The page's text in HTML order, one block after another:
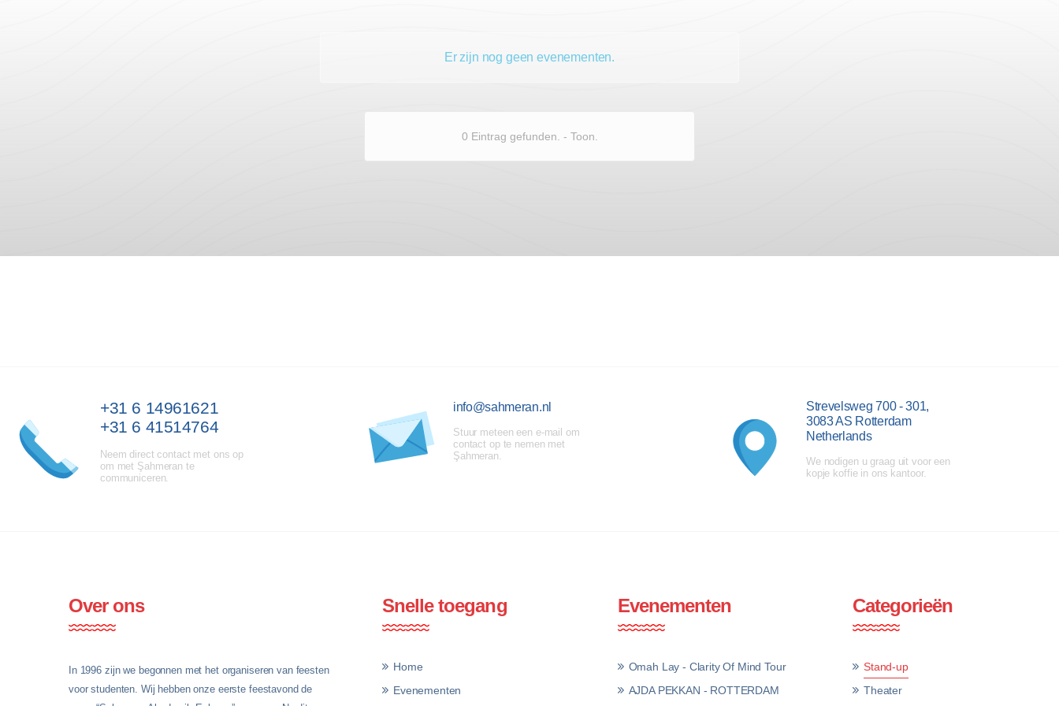
Er zijn nog geen evenementen.
0 Eintrag gefunden. - Toon.
+31 6 14961621
+31 6 41514764
Neem direct contact met ons op
om met Şahmeran te
communiceren.
info@sahmeran.nl
Stuur meteen een e-mail om
contact op te nemen met
Şahmeran.
Strevelsweg 700 - 301,
3083 AS Rotterdam
Netherlands
We nodigen u graag uit voor een
kopje koffie in ons kantoor.
Over ons
In 1996 zijn we begonnen met het organiseren van feesten
voor studenten. Wij hebben onze eerste feestavond de
Snelle toegang
Home
Evenementen
Evenementen
Omah Lay - Clarity Of Mind Tour
AJDA PEKKAN - ROTTERDAM
Categorieën
Stand-up
Theater